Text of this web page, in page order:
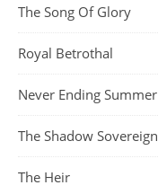
The Song Of Glory
Royal Betrothal
Never Ending Summer
The Shadow Sovereign
The Heir